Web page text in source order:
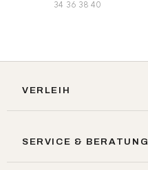
34 36 38 40
VERLEIH
SERVICE & BERATUNG